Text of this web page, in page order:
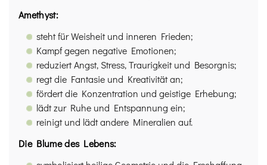
Amethyst:
steht für Weisheit und inneren Frieden;
Kampf gegen negative Emotionen;
reduziert Angst, Stress, Traurigkeit und Besorgnis;
regt die Fantasie und Kreativität an;
fördert die Konzentration und geistige Erhebung;
lädt zur Ruhe und Entspannung ein;
reinigt und lädt andere Mineralien auf.
Die Blume des Lebens: